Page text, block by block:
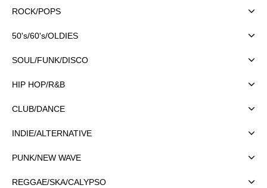
ROCK/POPS
50's/60's/OLDIES
SOUL/FUNK/DISCO
HIP HOP/R&B
CLUB/DANCE
INDIE/ALTERNATIVE
PUNK/NEW WAVE
REGGAE/SKA/CALYPSO